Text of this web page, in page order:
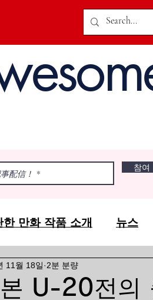
참여
한 만화 작품 소개 뉴스
キング
U-20전의
11월 18일 2분 분량